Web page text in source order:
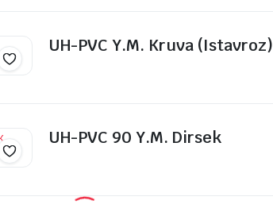
UH-PVC Y.M. Kruva (Istavroz)
UH-PVC 90 Y.M. Dirsek